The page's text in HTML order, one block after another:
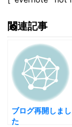
関連記事
ブログ再開しまし
た